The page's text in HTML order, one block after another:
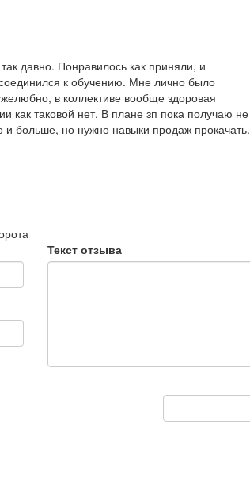
давно. Понравилось как приняли, и
к обучению. Мне лично было
в коллективе вообще здоровая
как таковой нет. В плане зп пока получаю не
и больше, но нужно навыки продаж прокачать.
Текст отзыва